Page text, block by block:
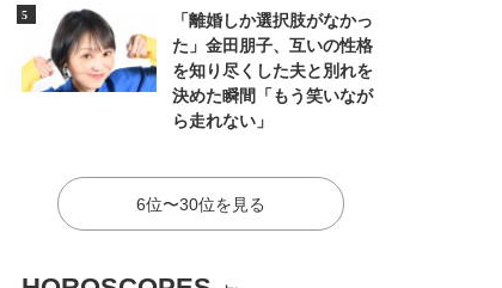
「離婚しか選択肢がなかっ
た」金田朋子、互いの性格
を知り尽くした夫と別れを
決めた瞬間「もう笑いなが
ら走れない」
6位〜30位を見る